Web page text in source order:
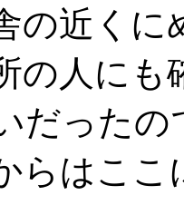
の近く
の人にも
だったの
らはここ